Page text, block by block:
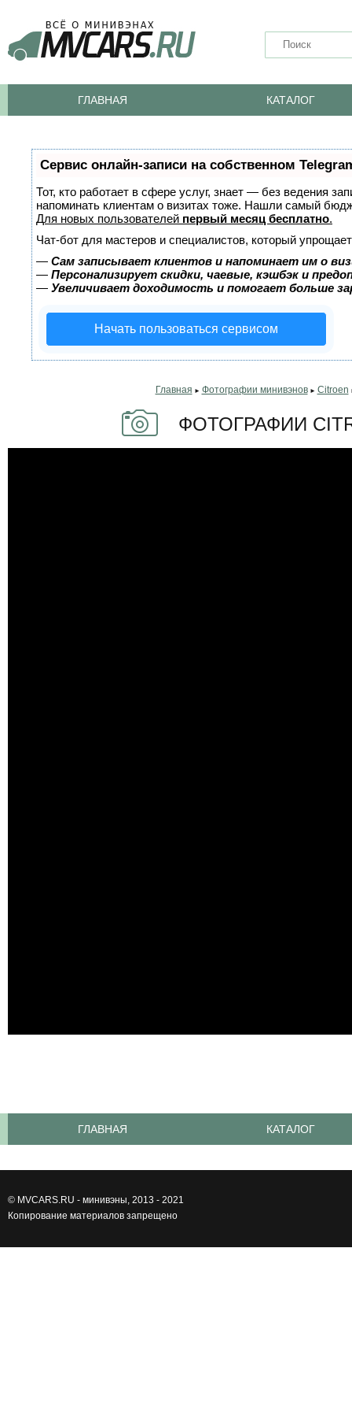
ГЛАВНАЯ КАТАЛОГ
Сервис онлайн-записи на собственном
Тот, кто работает в сфере услуг, знает — без ведения
напоминать клиентам о визитах тоже. Нашли самый
Для новых пользователей первый месяц бесплатно.
Чат-бот для мастеров и специалистов, который
— Сам записывает клиентов и напоминает им о
— Персонализирует скидки, чаевые, кэшбэк и
— Увеличивает доходимость и помогает больше
Начать пользоваться сервисом
Главная ► Фотографии минивэнов► Citroen
ФОТОГРАФИИ
ГЛАВНАЯ КАТАЛОГ
© MVCARS.RU - минивэны, 2013 - 2021
Копирование материалов запрещено